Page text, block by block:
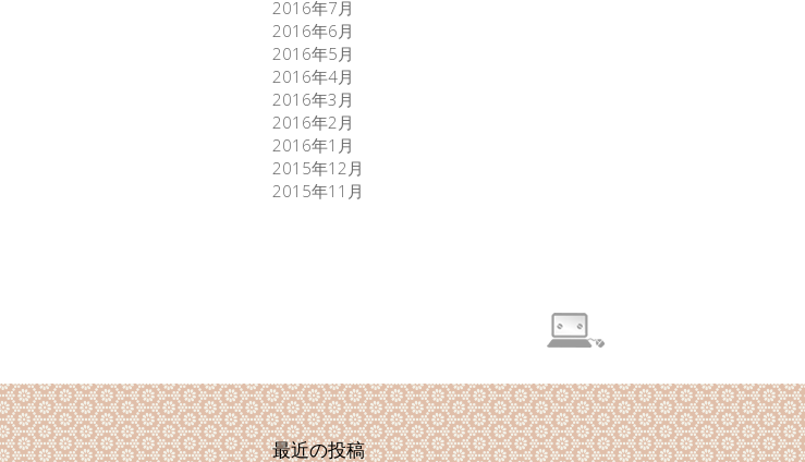
2016年7月
2016年6月
2016年5月
2016年4月
2016年3月
2016年2月
2016年1月
2015年12月
2015年11月
最近の投稿